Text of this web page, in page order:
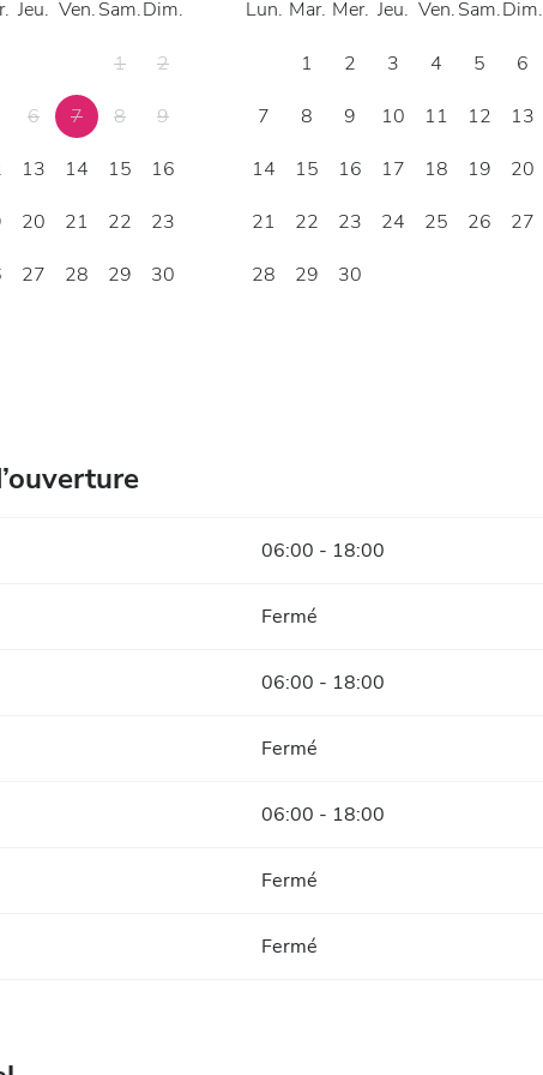
Jeu. Ven.Sam.Dim.
1
2
6 7 8
9
13 14 15
16
20 21 22
23
27 28 29
30
Lun. Mar. Mer. Jeu. Ven.Sam.Dim.
1 2 3 4 5
6
7
8 9 10 11 12
13
14
15 16 17 18 19
20
21
22 23 24 25 26
27
28
29 30
06:00 - 18:00
Fermé
06:00 - 18:00
Fermé
06:00 - 18:00
Fermé
Fermé